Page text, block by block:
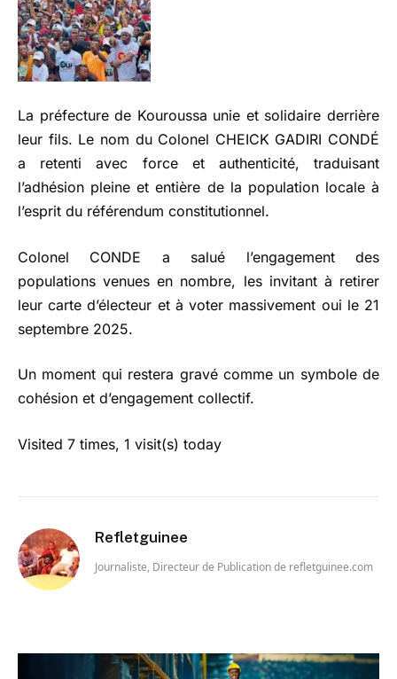
La préfecture de Kouroussa unie et solidaire derrière
leur fils. Le nom du Colonel CHEICK GADIRI CONDÉ
a retenti avec force et authenticité, traduisant
l’adhésion pleine et entière de la population locale à
l’esprit du référendum constitutionnel.
Colonel CONDE a salué l’engagement des
populations venues en nombre, les invitant à retirer
leur carte d’électeur et à voter massivement oui le 21
septembre 2025.
Un moment qui restera gravé comme un symbole de
cohésion et d’engagement collectif.
Visited 7 times, 1 visit(s) today
Refletguinee
Journaliste, Directeur de Publication de refletguinee.com